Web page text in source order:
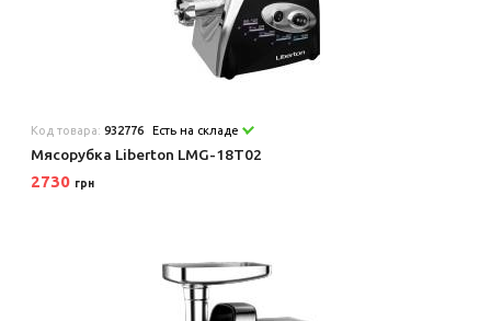
Код товара:932776 Есть на складе
Мясорубка Liberton LMG-18T02
2730 грн